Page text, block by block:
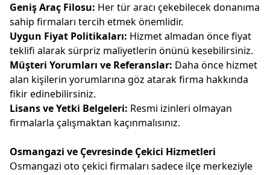
Geniş Araç Filosu: Her tür aracı çekebilecek donanıma
sahip firmaları tercih etmek önemlidir.
Uygun Fiyat Politikaları: Hizmet almadan önce fiyat
teklifi alarak sürpriz maliyetlerin önünü kesebilirsiniz.
Müşteri Yorumları ve Referanslar: Daha önce hizmet
alan kişilerin yorumlarına göz atarak firma hakkında
fikir edinebilirsiniz.
Lisans ve Yetki Belgeleri: Resmi izinleri olmayan
firmalarla çalışmaktan kaçınmalısınız.
Osmangazi ve Çevresinde Çekici Hizmetleri
Osmangazi oto çekici firmaları sadece ilçe merkeziyle